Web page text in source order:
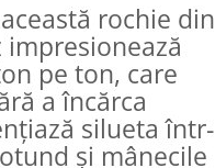
rochie din
pe ton, care
a încărca
silueta într-
și mânecile